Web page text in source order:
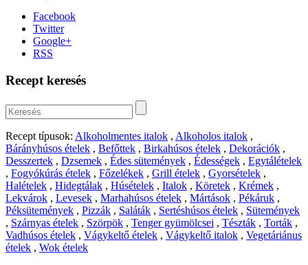
Facebook
Twitter
Google+
RSS
Recept keresés
Recept típusok: Alkoholmentes italok , Alkoholos italok ,
Bárányhúsos ételek , Befőttek , Birkahúsos ételek , Dekorációk ,
Desszertek , Dzsemek , Édes sütemények , Édességek , Egytálételek
, Fogyókúrás ételek , Főzelékek , Grill ételek , Gyorsételek ,
Halételek , Hidegtálak , Húsételek , Italok , Köretek , Krémek ,
Lekvárok , Levesek , Marhahúsos ételek , Mártások , Pékáruk ,
Péksütemények , Pizzák , Saláták , Sertéshúsos ételek , Sütemények
, Szárnyas ételek , Szörpök , Tenger gyümölcsei , Tészták , Torták ,
Vadhúsos ételek , Vágykeltő ételek , Vágykeltő italok , Vegetáriánus
ételek , Wok ételek